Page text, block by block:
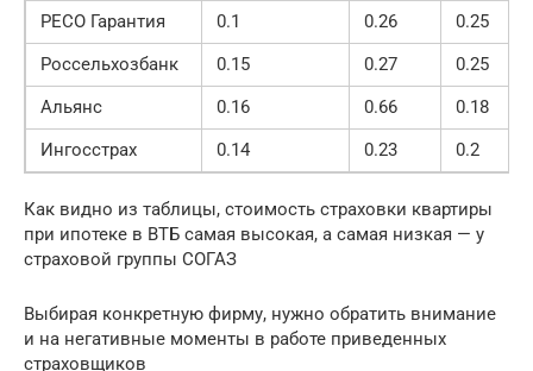
РЕСО Гарантия
0.1 0.26
0.25
Россельхозбанк
0.15 0.27
0.25
Альянс
0.16 0.66
0.18
Ингосстрах
0.14 0.23 0.2
Как видно из таблицы, стоимость страховки квартиры
при ипотеке в ВТБ самая высокая, а самая низкая — у
страховой группы СОГАЗ
Выбирая конкретную фирму, нужно обратить внимание
и на негативные моменты в работе приведенных
страховщиков